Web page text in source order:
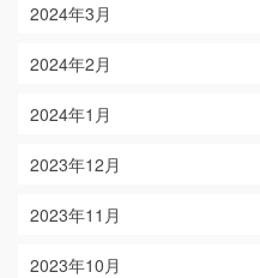
2024年3月
2024年2月
2024年1月
2023年12月
2023年11月
2023年10月